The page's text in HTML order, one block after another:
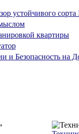
устойчивого
квартиры
Безопасность на